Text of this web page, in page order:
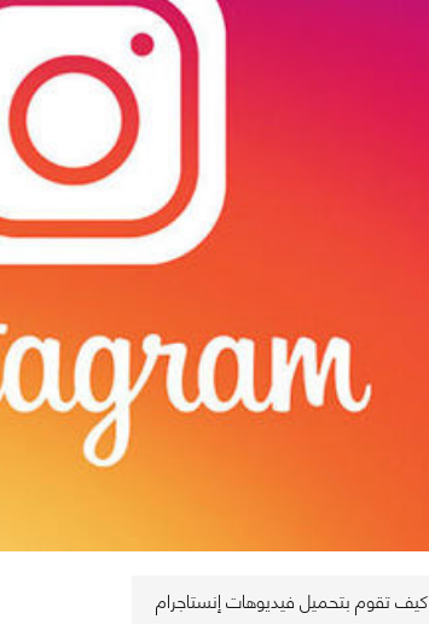
كيف تقوم بتحميل فيديوهات إنستاجرام